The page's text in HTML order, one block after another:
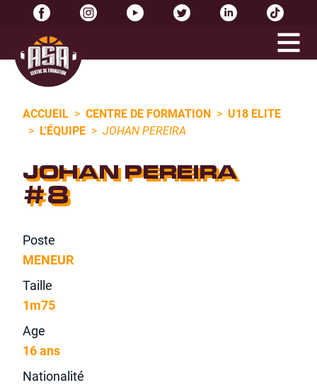
ACCUEIL > CENTRE DE FORMATION > U18 ELITE
> L'ÉQUIPE > JOHAN PEREIRA
JOHAN PEREIRA
#8
Poste
MENEUR
Taille
1m75
Age
16 ans
Nationalité